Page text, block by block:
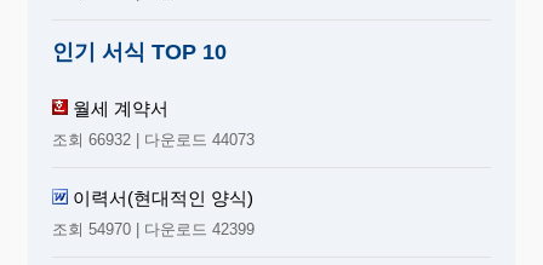
인기 서식 TOP 10
월세 계약서
조회 66932 | 다운로드 44073
이력서(현대적인 양식)
조회 54970 | 다운로드 42399